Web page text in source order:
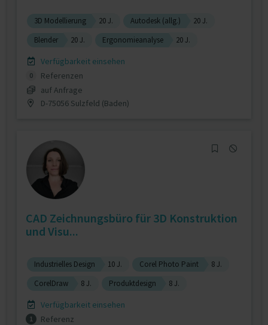
3D Modellierung 20 J. Autodesk (allg.)
20 J.
Blender
20 J. Ergonomieanalyse 20 J.
Verfügbarkeit einsehen
0
Referenzen
auf Anfrage
D-75056 Sulzfeld (Baden)
CAD Zeichnungsbüro für 3D Konstruktion
und Visu...
Industrielles Design 10 J. Corel Photo Paint
8 J.
CorelDraw
8 J. Produktdesign 8 J.
Verfügbarkeit einsehen
1
Referenz